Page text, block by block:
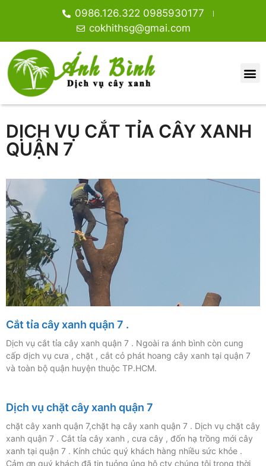
0986.126.322 0985930177
cokhithsg@gmai.com
DỊCH VỤ CẮT TỈA CÂY XANH
QUẬN 7
Cắt tỉa cây xanh quận 7 .
Dịch vụ cắt tỉa cây xanh quận 7 . Ngoài ra ánh bình còn cung
cấp dịch vụ cưa , chặt , cắt cỏ phát hoang cây xanh tại quận 7
và toàn bộ quận huyện thuộc TP.HCM.
Dịch vụ chặt cây xanh quận 7
chặt cây xanh quận 7,chặt hạ cây xanh quận 7 . Dịch vụ chặt cây
xanh quận 7 . Cắt tỉa cây xanh , cưa cây , đốn hạ trồng mới cây
xanh tại quận 7 . Kính chúc quý khách hàng nhiều sức khỏe .
Cảm ơn quý khách đã tin tuỏng ủng hộ cty chúng tôi trong thời